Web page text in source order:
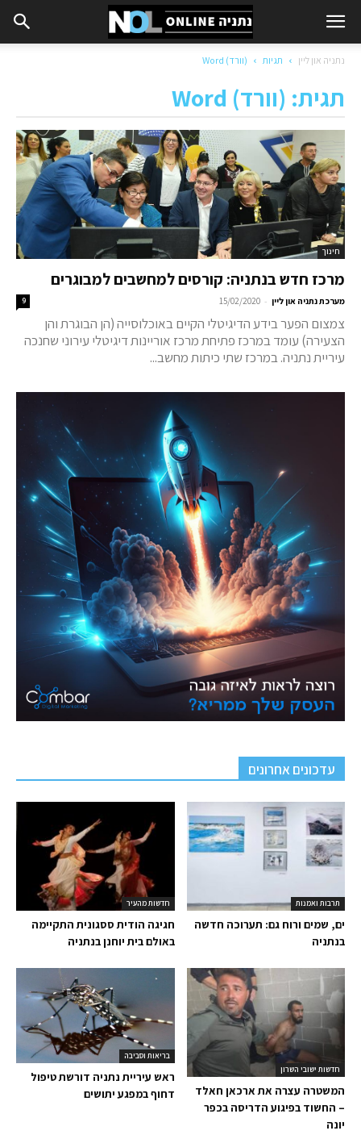
נתניה און ליין תגיות (וורד) Word
תגית: (וורד) Word
חינוך
מרכז חדש בנתניה: קורסים למחשבים למבוגרים
מערכת נתניה און ליין -
15/02/2020
9
צמצום הפער בידע הדיגיטלי הקיים באוכלוסייה (הן הבוגרת והן
הצעירה) עומד במרכז פתיחת מרכז אוריינות דיגיטלי עירוני שחנכה
עיריית נתניה. במרכז שתי כיתות מחשב...
עדכונים אחרונים
חדשות מהעיר
חגיגה הודית ססגונית התקיימה
באולם בית יוחנן בנתניה
תרבות ואמנות
ים, שמים ורוח גם: תערוכה חדשה
בנתניה
בריאות וסביבה
ראש עיריית נתניה דורשת טיפול
דחוף במפגע יתושים
חדשות ישובי השרון
המשטרה עצרה את ארכאן חאלד
– החשוד בפיגוע הדריסה בכפר
יונה